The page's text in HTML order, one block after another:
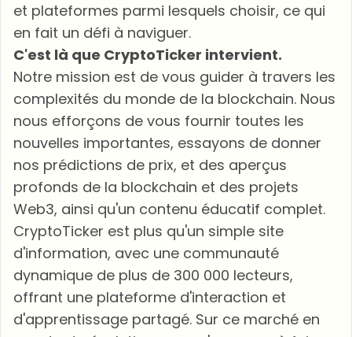
et plateformes parmi lesquels choisir, ce qui
en fait un défi à naviguer.
C'est là que CryptoTicker intervient.
Notre mission est de vous guider à travers les
complexités du monde de la blockchain. Nous
nous efforçons de vous fournir toutes les
nouvelles importantes, essayons de donner
nos prédictions de prix, et des aperçus
profonds de la blockchain et des projets
Web3, ainsi qu'un contenu éducatif complet.
CryptoTicker est plus qu'un simple site
d'information, avec une communauté
dynamique de plus de 300 000 lecteurs,
offrant une plateforme d'interaction et
d'apprentissage partagé. Sur ce marché en